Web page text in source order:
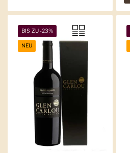
BIS ZU -23%
NEU